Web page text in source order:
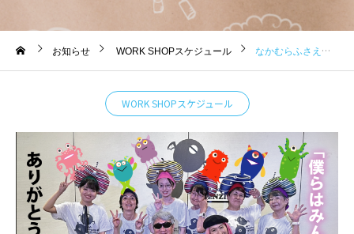
お知らせ
お知らせ WORK SHOPスケジュール なかむらふさえ創作ワークショップ2024「となりのイジゲンジン」終演しました。
WORK SHOPスケジュール